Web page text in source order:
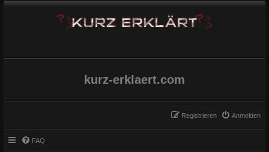
kurz-erklaert.com
Anmelden
Registrieren
FAQ